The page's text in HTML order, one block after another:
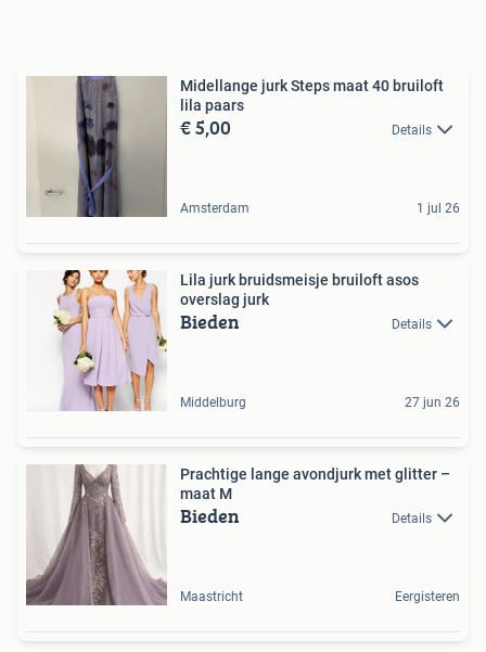
Midellange jurk Steps maat 40 bruiloft
lila paars
€ 5,00 Details
Amsterdam 1 jul 26
Lila jurk bruidsmeisje bruiloft asos
overslag jurk
Bieden Details
Middelburg 27 jun 26
Prachtige lange avondjurk met glitter –
maat M
Bieden Details
Maastricht Eergisteren